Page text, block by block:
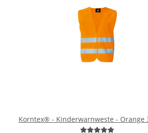
Korntex® - Kinderwarnweste - Orange